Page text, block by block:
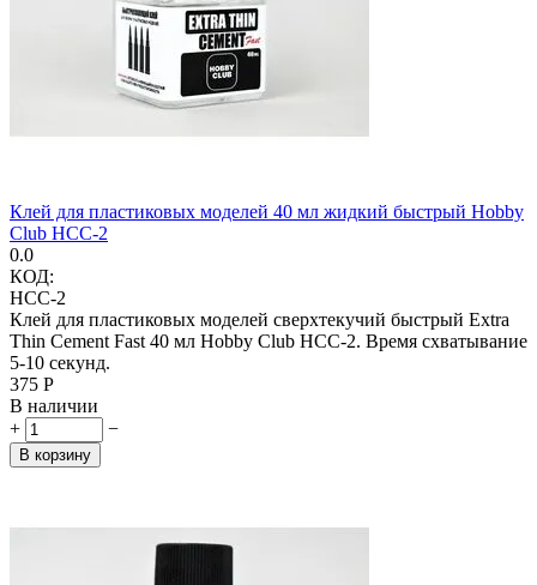
Клей для пластиковых моделей 40 мл жидкий быстрый Hobby
Club HCC-2
0.0
КОД:
HCC-2
Клей для пластиковых моделей сверхтекучий быстрый Extra
Thin Cement Fast 40 мл Hobby Club HCC-2. Время схватывание
5-10 секунд.
‍375‍ Р
В наличии
+
−
В корзину